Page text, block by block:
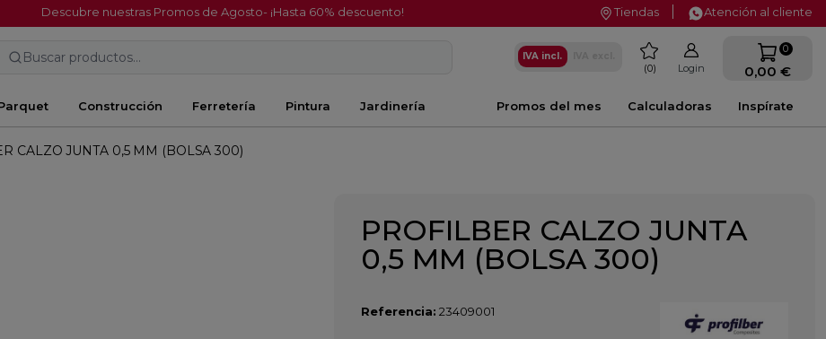
Descubre nuestras Promos de Agosto- ¡Hasta 60% descuento! Tiendas Atención al cliente
Buscar productos... IVA incl. favorite
0 Login
0
0,00 €
Construcción Ferretería Pintura Jardinería Inspírate
Calculadoras
Promos del mes
CALZO JUNTA 0,5 MM (BOLSA 300)
PROFILBER CALZO JUNTA
0,5 MM (BOLSA 300)
Referencia: 23409001